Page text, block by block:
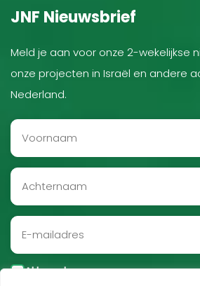
JNF Nieuwsbrief
Meld je aan voor onze 2-wekelijkse
onze projecten in Israël en andere
Nederland.
Akkoord